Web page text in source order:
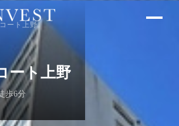
ート上野
ート上野
歩6分